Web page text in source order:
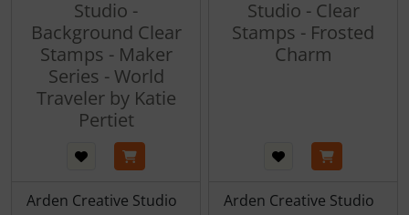
Studio -
Background Clear
Stamps - Maker
Series - World
Traveler by Katie
Pertiet
Arden Creative Studio
Studio - Clear
Stamps - Frosted
Charm
Arden Creative Studio